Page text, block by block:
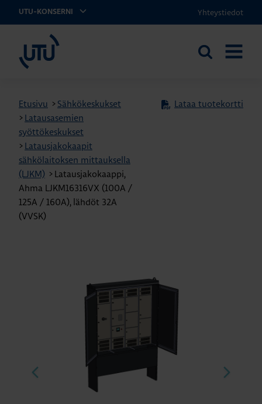
UTU-KONSERNI Yhteystiedot
Etsi
Etusivu > Sähkökeskukset
> Latausasemien
syöttökeskukset
> Latausjakokaapit
sähkölaitoksen mittauksella
(LJKM) > Latausjakokaappi,
Ahma LJKM16316VX (100A /
125A / 160A), lähdöt 32A
(VVSK)
Lataa tuotekortti